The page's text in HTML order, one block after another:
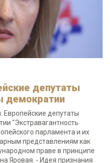
депутаты
демократии
Европейские депутаты
"Экстравагантность
парламента и их
представлениям как
праве в принципе
Яровая. - Идея признания